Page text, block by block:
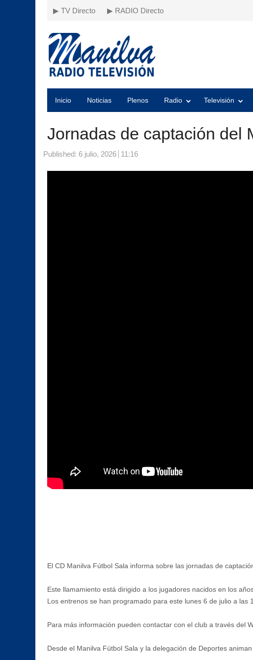
▶ TV Directo ▶ RADIO Directo
Inicio Noticias Plenos Radio Televisión
Jornadas de captación del
Published: 6 julio, 2026 11:16
El CD Manilva Fútbol Sala informa sobre las jornadas de
Este llamamiento está dirigido a los jugadores nacidos en los
Los entrenos se han programado para este lunes 6 de julio a las
Para más información pueden contactar con el club a través del
Desde el Manilva Fútbol Sala y la delegación de Deportes